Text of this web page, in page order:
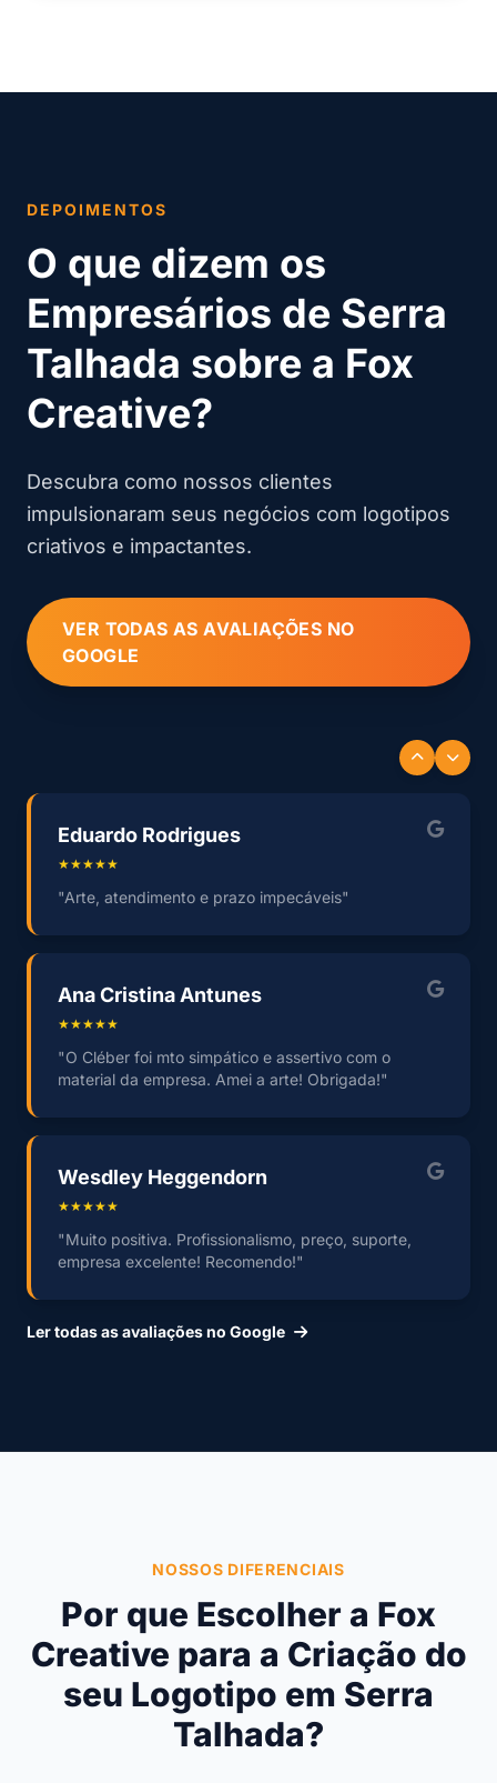
DEPOIMENTOS
O que dizem os
Empresários de Serra
Talhada sobre a Fox
Creative?
Descubra como nossos clientes
impulsionaram seus negócios com logotipos
criativos e impactantes.
VER TODAS AS AVALIAÇÕES NO
GOOGLE
Eduardo Rodrigues
★★★★★
"Arte, atendimento e prazo impecáveis"
Ana Cristina Antunes
★★★★★
"O Cléber foi mto simpático e assertivo com o
material da empresa. Amei a arte! Obrigada!"
Wesdley Heggendorn
★★★★★
"Muito positiva. Profissionalismo, preço, suporte,
empresa excelente! Recomendo!"
Ler todas as avaliações no Google
NOSSOS DIFERENCIAIS
Por que Escolher a Fox
Creative para a Criação do
seu Logotipo em Serra
Talhada?